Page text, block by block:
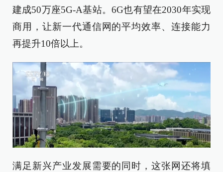
建成50万座5G-A基站。6G也有望在2030年实现
商用，让新一代通信网的平均效率、连接能力
再提升10倍以上。
满足新兴产业发展需要的同时，这张网还将填